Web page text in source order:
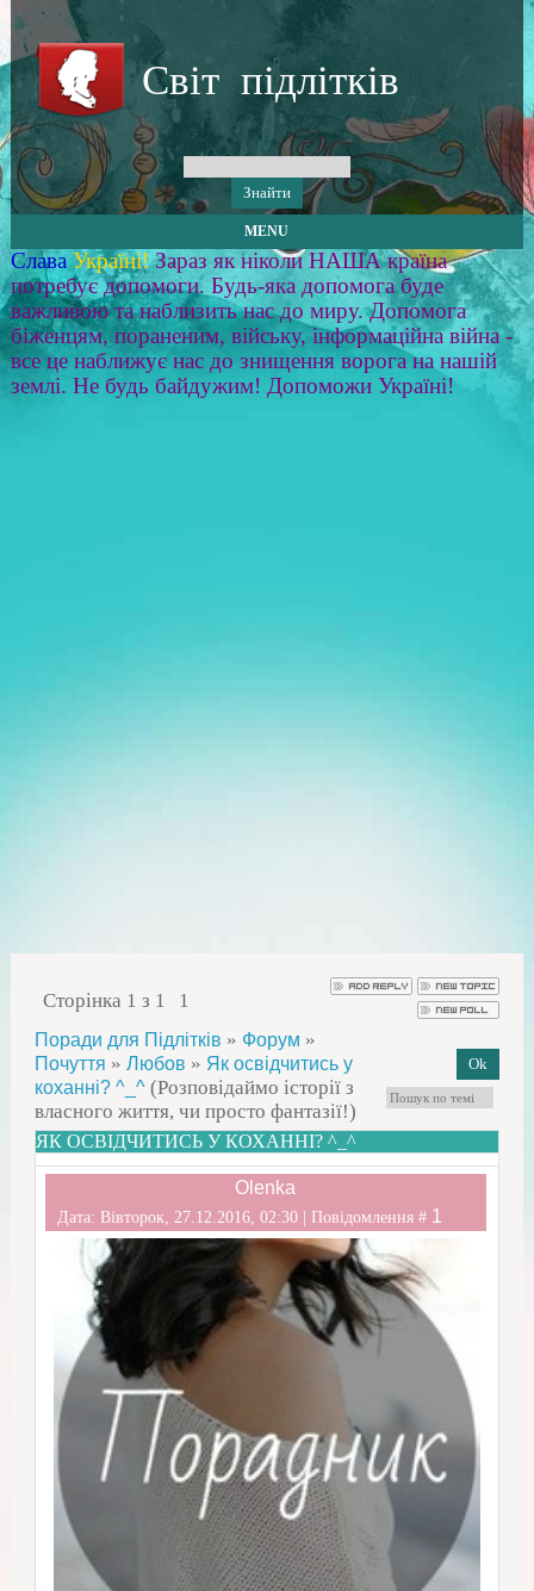
Світ підлітків
MENU
Слава Україні! Зараз як ніколи НАША країна
потребує допомоги. Будь-яка допомога буде
важливою та наблизить нас до миру. Допомога
біженцям, пораненим, війську, інформаційна війна -
все це наближує нас до знищення ворога на нашій
землі. Не будь байдужим! Допоможи Україні!
Сторінка 1 з 1 1
Поради для Підлітків » Форум »
Почуття » Любов » Як освідчитись у
коханні? ^_^ (Розповідаймо історії з
власного життя, чи просто фантазії!)
ЯК ОСВІДЧИТИСЬ У КОХАННІ? ^_^
Olenka
Дата: Вівторок, 27.12.2016, 02:30 | Повідомлення # 1